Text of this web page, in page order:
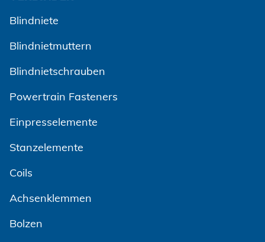
Blindniete
Blindnietmuttern
Blindnietschrauben
Powertrain Fasteners
Einpresselemente
Stanzelemente
Coils
Achsenklemmen
Bolzen